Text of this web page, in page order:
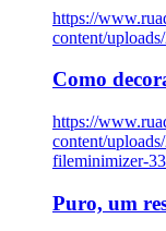
https://
content/
Como
https://
content/
fileminimizer-
Puro, um